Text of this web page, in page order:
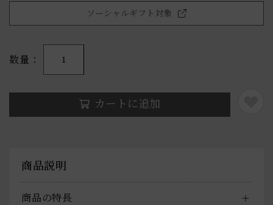
ソーシャルギフト対象
数量 1
カートに追加
商品説明
商品の特長